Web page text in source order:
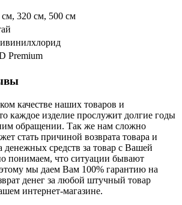
см, 320 см, 500 см
Premium
качестве наших товаров и
каждое изделие прослужит долгие годы
обращении. Так же нам сложно
стать причиной возврата товара и
денежных средств за товар с Вашей
понимаем, что ситуации бывают
мы даем Вам 100% гарантию на
денег за любой штучный товар
интернет-магазине.